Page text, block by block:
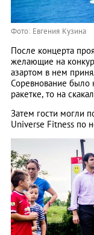
Фото: Евгения Кузина
После концерта
желающие на
азартом в нем
Соревнование было
ракетке, то на
Затем гости могли
Universe Fitness по